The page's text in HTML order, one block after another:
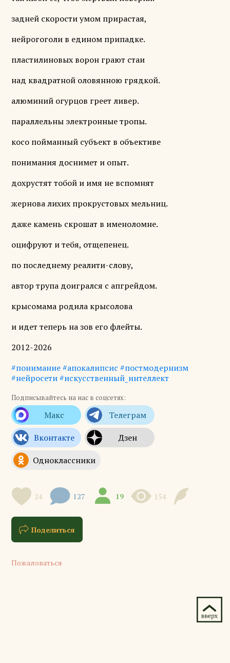
задней скорости умом прирастая,
нейрогоголи в едином припадке.
пластилиновых ворон грают стаи
над квадратной оловянною грядкой.
алюминий огурцов греет ливер.
параллельны электронные тропы.
косо пойманный субъект в объективе
понимания доснимет и опыт.
дохрустят тобой и имя не вспомнят
жернова лихих прокрустовых мельниц.
даже камень скрошат в именоломне.
оцифруют и тебя, отщепенец.
по последнему реалити-слову,
автор трупа доигрался с апгрейдом.
крысомама родила крысолова
и идет теперь на зов его флейты.
2012-2026
#понимание #апокалипсис #постмодернизм
#нейросети #искусственный_интеллект
Подписывайтесь на нас в соцсетях:
24 127 19 154
Поделиться
Пожаловаться